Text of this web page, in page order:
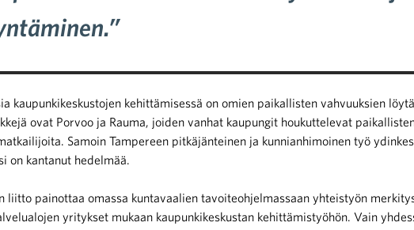
kaupunkikeskustojen kehittämisessä on omien paikallisten vahvuuksien
ovat Porvoo ja Rauma, joiden vanhat kaupungit houkuttelevat
Samoin Tampereen pitkäjänteinen ja kunnianhimoinen työ
on kantanut hedelmää.
liitto painottaa omassa kuntavaalien tavoiteohjelmassaan yhteistyön
yritykset mukaan kaupunkikeskustan kehittämistyöhön. Vain